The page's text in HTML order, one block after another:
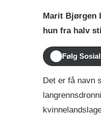
Marit Bjørgen
hun fra halv
Følg
Det er få navn